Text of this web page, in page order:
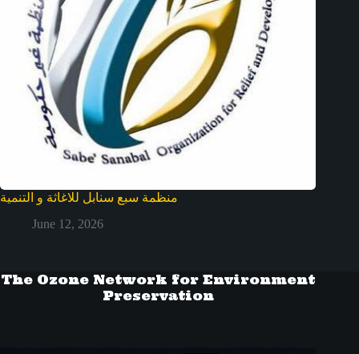
منظمة سبع سنابل للاغاثة و التنمية
June 12, 2026
The Ozone Network for Environment
Preservation